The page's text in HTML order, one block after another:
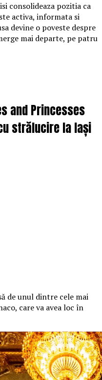
consolideaza pozitia ca
activa, informata si
devine o poveste despre
mai departe, pe patru
and Princesses
strălucire la Iași
de unul dintre cele mai
care va avea loc în